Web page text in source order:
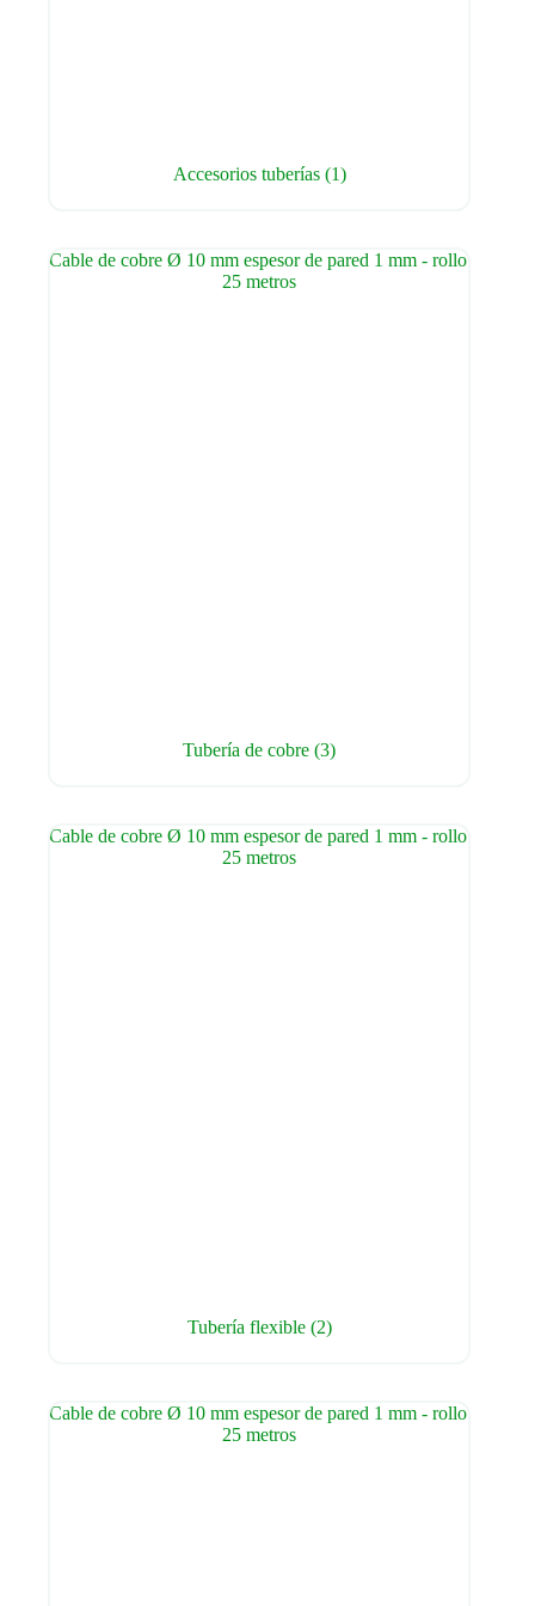
Accesorios tuberías (1)
Tubería de cobre(3)
Tubería flexible (2)